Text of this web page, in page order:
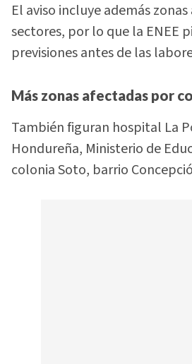
El aviso incluye además
sectores, por lo que la ENEE
previsiones antes de las
Más zonas afectadas por
También figuran hospital La
Hondureña, Ministerio de
colonia Soto, barrio